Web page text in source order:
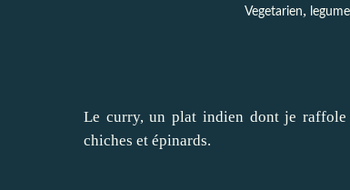
Vegetarien,
Le curry, un plat indien dont je
chiches et épinards.